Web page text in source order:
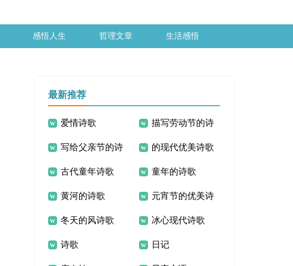
感悟人生 哲理文章 生活感悟
最新推荐
爱情诗歌 描写劳动节的诗
歌
写给父亲节的诗
歌
的现代优美诗歌
古代童年诗歌 童年的诗歌
黄河的诗歌 元宵节的优美诗
歌
冬天的风诗歌 冰心现代诗歌
诗歌 日记